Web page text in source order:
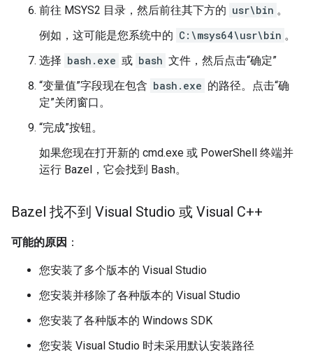
前往 MSYS2 目录，然后前往其下方的 usr\bin 。
例如，这可能是您系统中的 C:\msys64\usr\bin 。
选择 bash.exe 或 bash 文件，然后点击“确定”
“变量值”字段现在包含 bash.exe 的路径。点击“确
定”关闭窗口。
“完成”按钮。
如果您现在打开新的 cmd.exe 或 PowerShell 终端并
运行 Bazel，它会找到 Bash。
Bazel 找不到 Visual Studio 或 Visual C++
可能的原因 ：
您安装了多个版本的 Visual Studio
您安装并移除了各种版本的 Visual Studio
您安装了各种版本的 Windows SDK
您安装 Visual Studio 时未采用默认安装路径